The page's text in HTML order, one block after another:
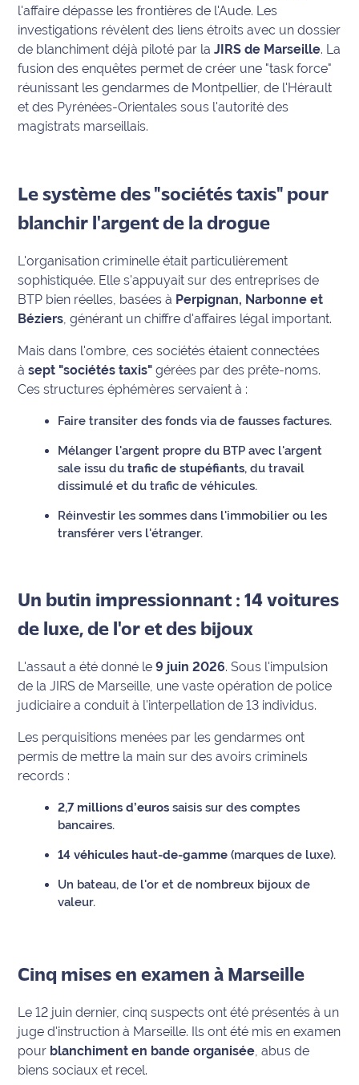
International
Défense
Municipales
de la
Coup de
coeur
Maritima
Fil
rouge
Maritima
L'anecdote
de Jeff
club
Bon
Nous
Ecouter
et voir
nous ?
Devenir
légales
Conditions
générales
l'affaire dépasse les frontières de l'Aude. Les
investigations révèlent des liens étroits avec un dossier
de blanchiment déjà piloté par laJIRS de Marseille. La
fusion des enquêtes permet de créer une "task force"
réunissant les gendarmes de Montpellier, de l'Hérault
et des Pyrénées-Orientales sous l'autorité des
magistrats marseillais.
Le système des "sociétés taxis" pour
blanchir l'argent de la drogue
L'organisation criminelle était particulièrement
sophistiquée. Elle s'appuyait sur des entreprises de
BTP bien réelles, basées à Perpignan, Narbonne et
Béziers , générant un chiffre d'affaires légal important.
Mais dans l'ombre, ces sociétés étaient connectées
àsept "sociétés taxis" gérées par des prête-noms.
Ces structures éphémères servaient à :
Faire transiter des fonds via de fausses factures.
Mélanger l'argent propre du BTP avec l'argent
sale issu dutrafic de stupéfiants, du travail
dissimulé et du trafic de véhicules.
Réinvestir les sommes dans l'immobilier ou les
transférer vers l'étranger.
Un butin impressionnant : 14 voitures
de luxe, de l'or et des bijoux
L'assaut a été donné le9 juin 2026. Sous l'impulsion
de la JIRS de Marseille, une vaste opération de police
judiciaire a conduit à l'interpellation de 13 individus.
Les perquisitions menées par les gendarmes ont
permis de mettre la main sur des avoirs criminels
records :
2,7 millions d’euros saisis sur des comptes
bancaires.
14 véhicules haut-de-gamme (marques de luxe).
Un bateau, de l'or et de nombreux bijoux de
valeur.
Cinq mises en examen à Marseille
Le 12 juin dernier, cinq suspects ont été présentés à un
juge d'instruction à Marseille. Ils ont été mis en examen
pour blanchiment en bande organisée , abus de
biens sociaux et recel.